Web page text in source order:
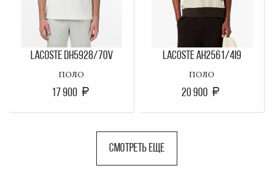
LACOSTE DH5928/70V
ПОЛО
17 900
LACOSTE AH2561/4I9
ПОЛО
20 900
СМОТРЕТЬ ЕЩЕ